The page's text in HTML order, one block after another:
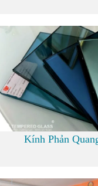
0 đ
Kính Phản